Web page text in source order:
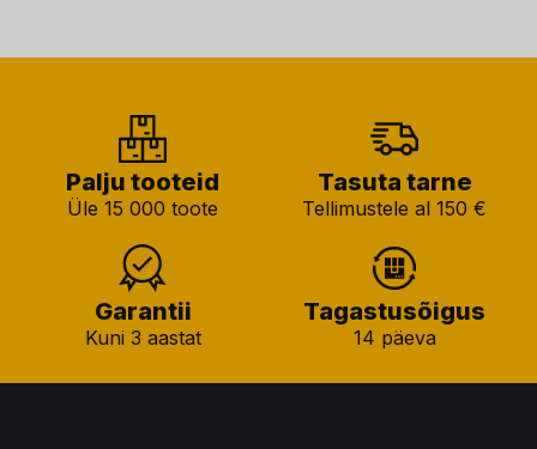
Palju tooteid
Üle 15 000 toote
Tasuta tarne
Tellimustele al 150 €
Garantii
Kuni 3 aastat
Tagastusõigus
14 päeva